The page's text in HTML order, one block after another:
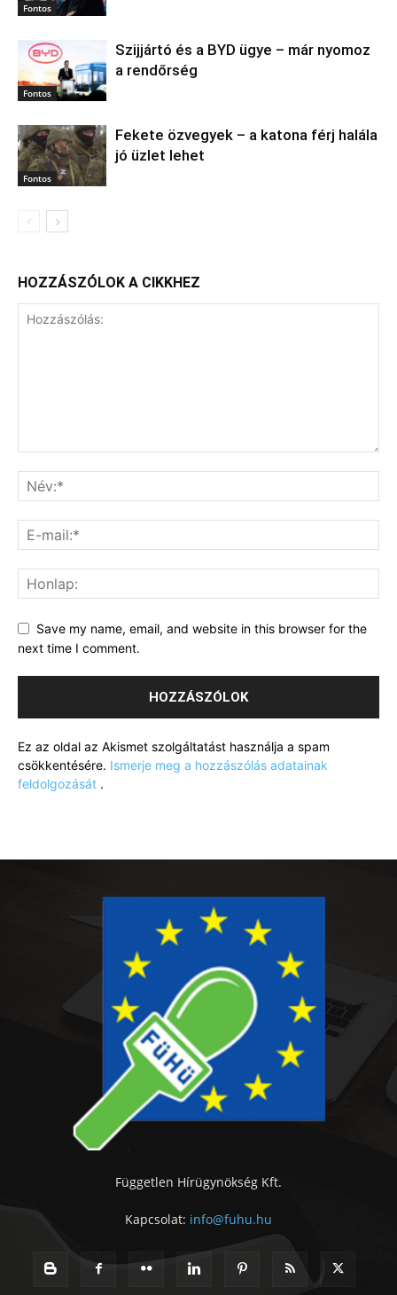
Fontos
Fontos
Szijjártó és a BYD ügye – már nyomoz
a rendőrség
Fontos
Fekete özvegyek – a katona férj halála
jó üzlet lehet
HOZZÁSZÓLOK A CIKKHEZ
Save my name, email, and website in this browser for the
next time I comment.
Ez az oldal az Akismet szolgáltatást használja a spam
csökkentésére. Ismerje meg a hozzászólás adatainak
feldolgozását .
Független Hírügynökség Kft.
Kapcsolat: info@fuhu.hu